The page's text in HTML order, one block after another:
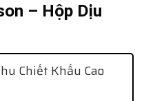
– Hộp Dịu
Chiết Khấu Cao